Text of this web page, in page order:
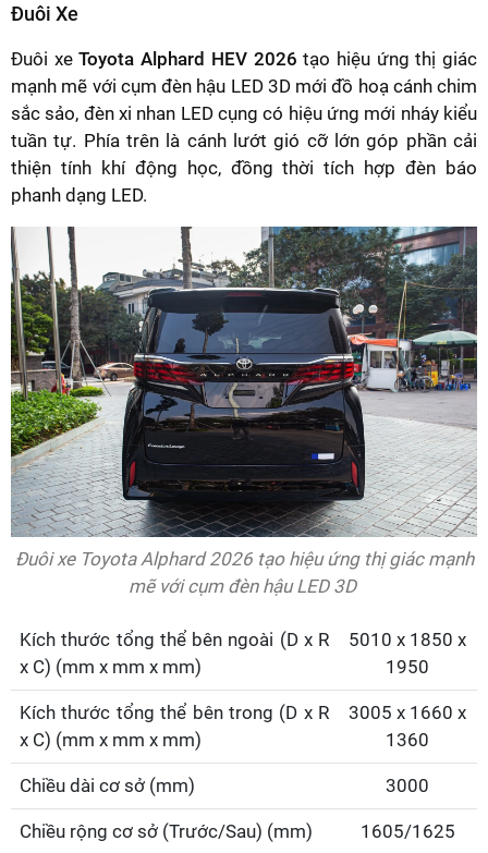
Đuôi Xe
Đuôi xeToyota Alphard HEV 2026 tạo hiệu ứng thị giác
mạnh mẽ với cụm đèn hậu LED 3D mới đồ hoạ cánh chim
sắc sảo, đèn xi nhan LED cụng có hiệu ứng mới nháy kiểu
tuần tự. Phía trên là cánh lướt gió cỡ lớn góp phần cải
thiện tính khí động học, đồng thời tích hợp đèn báo
phanh dạng LED.
Đuôi xe Toyota Alphard 2026 tạo hiệu ứng thị giác mạnh
mẽ với cụm đèn hậu LED 3D
Kích thước tổng thể bên ngoài (D x R
x C) (mm x mm x mm)
5010 x 1850 x
1950
Kích thước tổng thể bên trong (D x R
x C) (mm x mm x mm)
3005 x 1660 x
1360
Chiều dài cơ sở (mm) 3000
Chiều rộng cơ sở (Trước/Sau) (mm) 1605/1625